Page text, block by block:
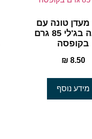
מעדן טונה עם
קינואה בג'לי 85 גרם
בקופסה
₪ 8.50
מידע נוסף